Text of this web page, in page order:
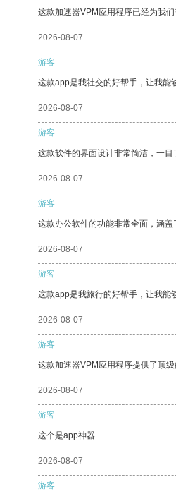
这款加速器VPM应用程序已经为我
2026-08-07
游客
这款app是我社交的好帮手，让我能
2026-08-07
游客
这款软件的界面设计非常简洁，一目
2026-08-07
游客
这款办公软件的功能非常全面，涵
2026-08-07
游客
这款app是我旅行的好帮手，让我能
2026-08-07
游客
这款加速器VPM应用程序提供了顶级
2026-08-07
游客
这个是app神器
2026-08-07
游客